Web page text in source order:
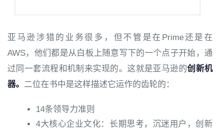
亚马逊涉猎的业务很多，但不管是在Prime还是在
AWS，他们都是从白板上随意写下的一个点子开始，通
过同一套流程和机制来实现的。这就是亚马逊的创新机
器。 二位在书中是这样描述它运作的齿轮的：
14条领导力准则
4大核心企业文化：长期思考，沉迷用户，创新